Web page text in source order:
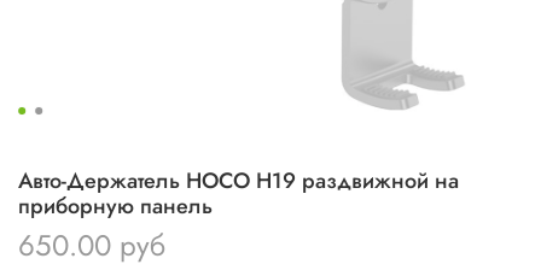
Авто-Держатель HOCO H19 раздвижной на
приборную панель
650.00 руб